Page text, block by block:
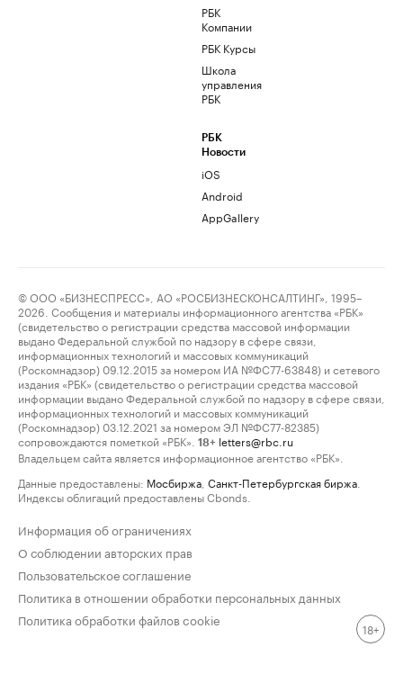
РБК
Компании
РБК Курсы
Школа
управления
РБК
РБК
Новости
iOS
Android
AppGallery
© ООО «БИЗНЕСПРЕСС», АО «РОСБИЗНЕСКОНСАЛТИНГ», 1995–
2026. Сообщения и материалы информационного агентства «РБК»
(свидетельство о регистрации средства массовой информации
выдано Федеральной службой по надзору в сфере связи,
информационных технологий и массовых коммуникаций
(Роскомнадзор) 09.12.2015 за номером ИА №ФС77-63848) и сетевого
издания «РБК» (свидетельство о регистрации средства массовой
информации выдано Федеральной службой по надзору в сфере связи,
информационных технологий и массовых коммуникаций
(Роскомнадзор) 03.12.2021 за номером ЭЛ №ФС77-82385)
сопровождаются пометкой «РБК».
18+ letters@rbc.ru
Владельцем сайта является информационное агентство «РБК».
Данные предоставлены: Мосбиржа Санкт-Петербургская биржа
Индексы облигаций предоставлены Cbonds.
Информация об ограничениях
О соблюдении авторских прав
Пользовательское соглашение
Политика в отношении обработки персональных данных
Политика обработки файлов cookie
18+